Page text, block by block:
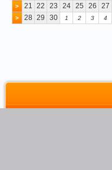
> 21 22 23 24 25 26 27
> 28 29 30 1 2 3 4